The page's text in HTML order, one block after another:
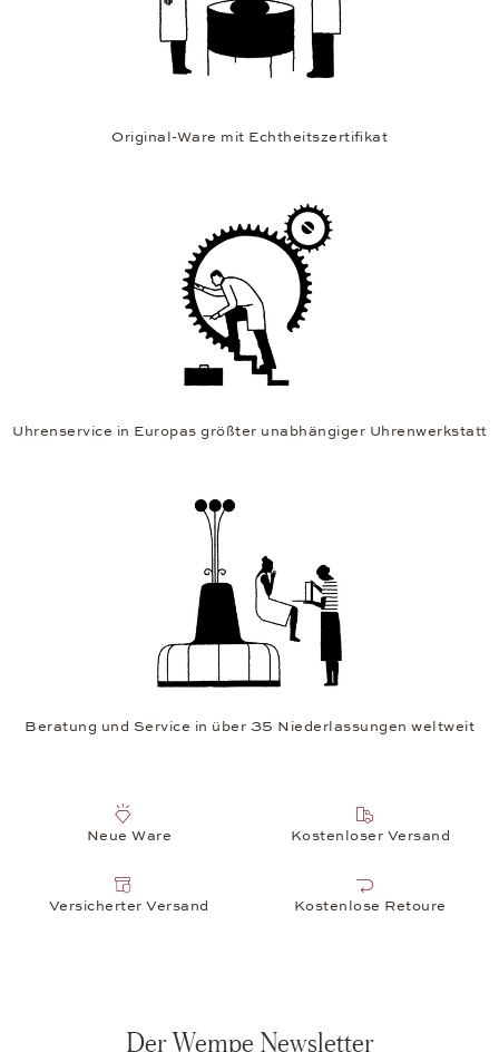
Original-Ware mit Echtheitszertifikat
Uhrenservice in Europas größter unabhängiger Uhrenwerkstatt
Beratung und Service in über 35 Niederlassungen weltweit
Neue Ware Kostenloser Versand
Versicherter Versand Kostenlose Retoure
Der Wempe Newsletter